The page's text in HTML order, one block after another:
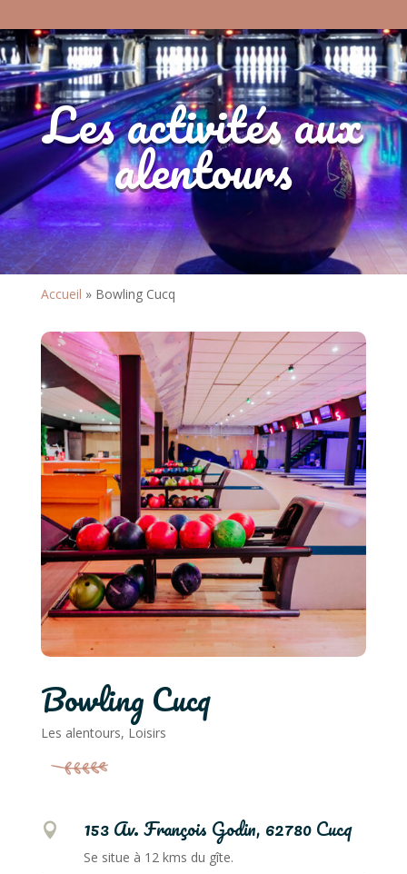
Les activités aux
alentours
Accueil » Bowling Cucq
Bowling Cucq
Les alentours, Loisirs
 153 Av. François Godin, 62780 Cucq
Se situe à 12 kms du gîte.